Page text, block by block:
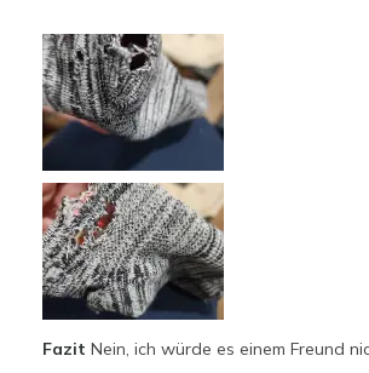
Breathe Well
Comfortable
Wear Out Quickly
Geeignete Verwendung
Casual Wear
Fazit Nein, ich würde es einem Freund